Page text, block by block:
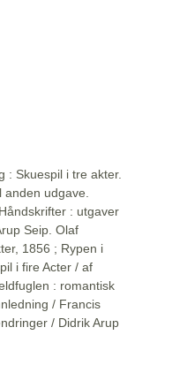
: Skuespil i tre akter.
udgave.
: utgaver
Seip. Olaf
1856 ; Rypen i
i fire Acter / af
: romantisk
/ Francis
/ Didrik Arup